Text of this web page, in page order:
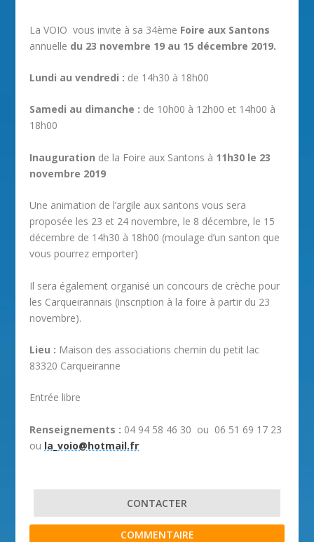
La VOIO vous invite à sa 34ème Foire aux Santons
annuelle du 23 novembre 19 au 15 décembre 2019.
Lundi au vendredi : de 14h30 à 18h00
Samedi au dimanche : de 10h00 à 12h00 et 14h00 à
18h00
Inauguration de la Foire aux Santons à 11h30 le 23
novembre 2019
Une animation de l’argile aux santons vous sera
proposée les 23 et 24 novembre, le 8 décembre, le 15
décembre de 14h30 à 18h00 (moulage d’un santon que
vous pourrez emporter)
Il sera également organisé un concours de crèche pour
les Carqueirannais (inscription à la foire à partir du 23
novembre).
Lieu : Maison des associations chemin du petit lac
83320 Carqueiranne
Entrée libre
Renseignements : 04 94 58 46 30 ou 06 51 69 17 23
ou la_voio@hotmail.fr
CONTACTER
COMMENTAIRE